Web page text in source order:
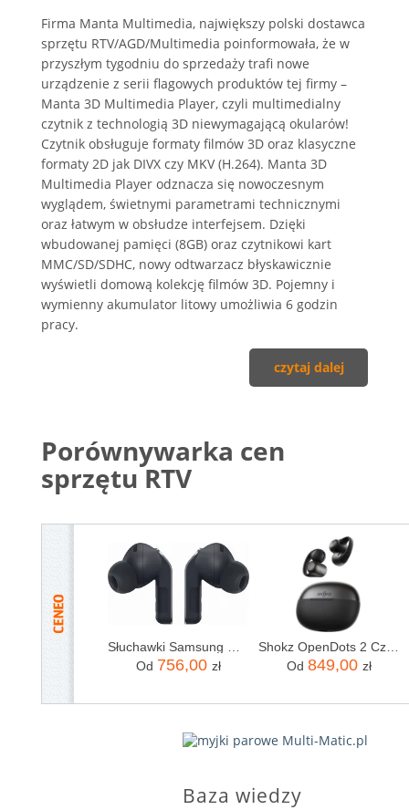
Firma Manta Multimedia, największy polski dostawca
sprzętu RTV/AGD/Multimedia poinformowała, że w
przyszłym tygodniu do sprzedaży trafi nowe
urządzenie z serii flagowych produktów tej firmy –
Manta 3D Multimedia Player, czyli multimedialny
czytnik z technologią 3D niewymagającą okularów!
Czytnik obsługuje formaty filmów 3D oraz klasyczne
formaty 2D jak DIVX czy MKV (H.264). Manta 3D
Multimedia Player odznacza się nowoczesnym
wyglądem, świetnymi parametrami technicznymi
oraz łatwym w obsłudze interfejsem. Dzięki
wbudowanej pamięci (8GB) oraz czytnikowi kart
MMC/SD/SDHC, nowy odtwarzacz błyskawicznie
wyświetli domową kolekcję filmów 3D. Pojemny i
wymienny akumulator litowy umożliwia 6 godzin
pracy.
czytaj dalej
Porównywarka cen
sprzętu RTV
Od 756,00 zł
Shokz OpenDots 2 Czarny (E320STBK)
Od 849,00 zł
Baza wiedzy